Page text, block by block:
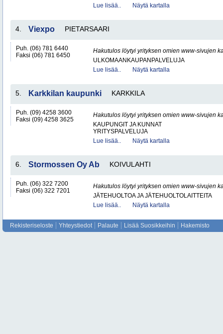
Lue lisää..
Näytä kartalla
4. Viexpo PIETARSAARI
Puh. (06) 781 6440
Faksi (06) 781 6450
Hakutulos löytyi yrityksen omien www-sivujen
ULKOMAANKAUPANPALVELUJA
Lue lisää..
Näytä kartalla
5. Karkkilan kaupunki KARKKILA
Puh. (09) 4258 3600
Faksi (09) 4258 3625
Hakutulos löytyi yrityksen omien www-sivujen
KAUPUNGIT JA KUNNAT
YRITYSPALVELUJA
Lue lisää..
Näytä kartalla
6. Stormossen Oy Ab KOIVULAHTI
Puh. (06) 322 7200
Faksi (06) 322 7201
Hakutulos löytyi yrityksen omien www-sivujen
JÄTEHUOLTOA JA JÄTEHUOLTOLAITTEITA
Lue lisää..
Näytä kartalla
Rekisteriseloste Yhteystiedot Palaute Lisää Suosikkeihin Hakemisto